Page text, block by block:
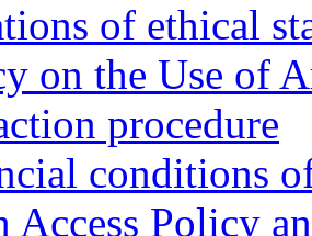
of ethical
on the Use of
procedure
conditions
Access Policy